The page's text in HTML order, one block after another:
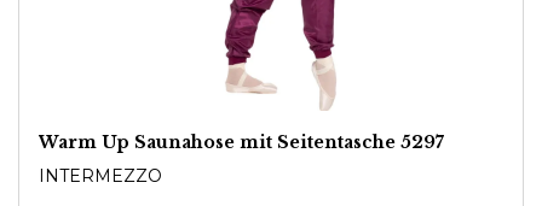
Warm Up Saunahose mit Seitentasche 5297
INTERMEZZO